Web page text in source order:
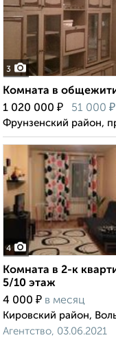
3
Комната в
1 020 000 ₽ 51 000 ₽
Фрунзенский район,
4
Комната в 2-к
5/10 этаж
4 000 ₽ в месяц
Кировский район,
Агентство, 03.06.2021